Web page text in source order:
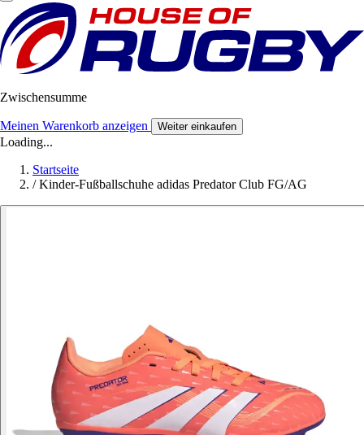
Zwischensumme
Meinen Warenkorb anzeigen Weiter einkaufen
Loading...
Startseite
/ Kinder-Fußballschuhe adidas Predator Club FG/AG